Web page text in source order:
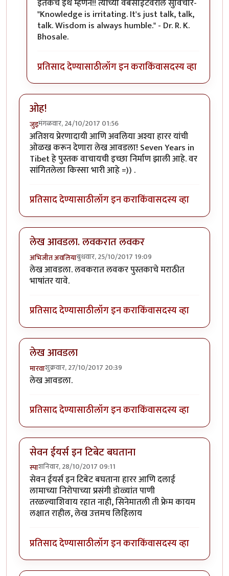
इतकंच इथे म्हणेन!! त्यांच्या वेबसाईटवरील सुविचार-
"Knowledge is irritating. It's just talk, talk,
talk. Wisdom is always humble." - Dr. R. K.
Bhosale.
प्रतिसाद देण्यासाठीलॉग इन कराकिंवासदस्य व्हा
ओह!
जुइमंगळवार, 24/10/2017 01:56
अतिशय प्रेरणादायी आणि अवलिया अश्या हारर यांची
ओळख करून देणारा लेख आवडला! Seven Years in
Tibet हे पुस्तक वाचायची इच्छा निर्माण झाली आहे. वर
सांगितलेला किस्सा भारी आहे =)) .
प्रतिसाद देण्यासाठीलॉग इन कराकिंवासदस्य व्हा
लेख आवडला. लवकरात लवकर
अभिजीत अवलियाबुधवार, 25/10/2017 19:09
लेख आवडला. लवकरात लवकर पुस्तकाचे मराठीत
भाषांतर यावे.
प्रतिसाद देण्यासाठीलॉग इन कराकिंवासदस्य व्हा
लेख आवडला
मारवाशुक्रवार, 27/10/2017 20:39
लेख आवडला.
प्रतिसाद देण्यासाठीलॉग इन कराकिंवासदस्य व्हा
सेवन ईयर्स इन टिबेट बघताना
स्पाशनिवार, 28/10/2017 09:11
सेवन ईयर्स इन टिबेट बघताना हारर आणि दलाई
लामाच्या निरोपाच्या प्रसंगी डोळ्यांत पाणी
तरळल्याशिवाय रहात नाही, सिनेमातली ती फ्रेम कायम
लक्षात राहील, लेख उत्तमच लिहिलाय
प्रतिसाद देण्यासाठीलॉग इन कराकिंवासदस्य व्हा